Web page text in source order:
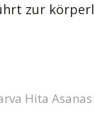
zur
Hita Asanas